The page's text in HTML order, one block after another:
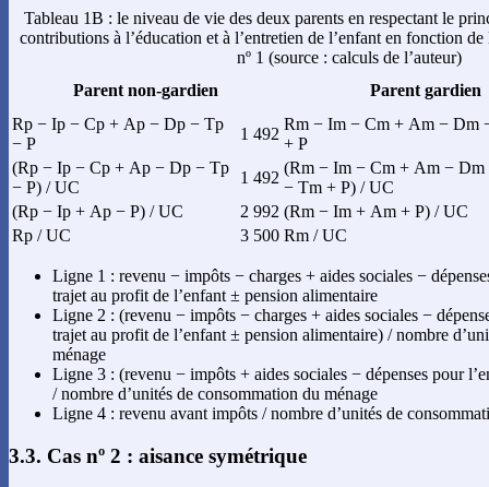
Tableau 1B : le niveau de vie des deux parents en respectant le
contributions à l’éducation et à l’entretien de l’enfant en fonction
nº 1 (source : calculs de l’auteur)
Parent non-gardien
Parent gardien
Rp − Ip − Cp + Ap − Dp − Tp
− P
1 492
Rm − Im − Cm + Am − Dm
+ P
(Rp − Ip − Cp + Ap − Dp − Tp
− P) / UC
1 492
(Rm − Im − Cm + Am − Dm
− Tm + P) / UC
(Rp − Ip + Ap − P) / UC
2 992 (Rm − Im + Am + P) / UC
Rp / UC
3 500 Rm / UC
Ligne 1 : revenu − impôts − charges + aides sociales −
trajet au profit de l’enfant ± pension alimentaire
Ligne 2 : (revenu − impôts − charges + aides sociales −
trajet au profit de l’enfant ± pension alimentaire) / nombre
ménage
Ligne 3 : (revenu − impôts + aides sociales − dépenses pour
/ nombre d’unités de consommation du ménage
Ligne 4 : revenu avant impôts / nombre d’unités de
3.3. Cas nº 2 : aisance symétrique